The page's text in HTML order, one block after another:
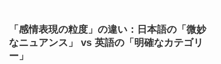
「感情表現の粒度」の違い：日本語の「微妙
なニュアンス」 vs 英語の「明確なカテゴリ
ー」